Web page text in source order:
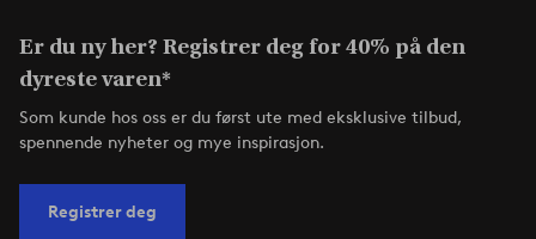
Er du ny her? Registrer deg for 40% på den
dyreste varen*
Som kunde hos oss er du først ute med eksklusive tilbud,
spennende nyheter og mye inspirasjon.
Registrer deg